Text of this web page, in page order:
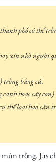
phố có thể
xin nhà người
trồng bằng củ.
hoặc cây con)
thể loại hao cần
trồng. Jas